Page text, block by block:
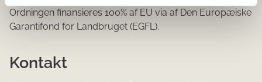
Ordningen finansieres 100% af EU via af Den Europæiske
Garantifond for Landbruget (EGFL).
Kontakt